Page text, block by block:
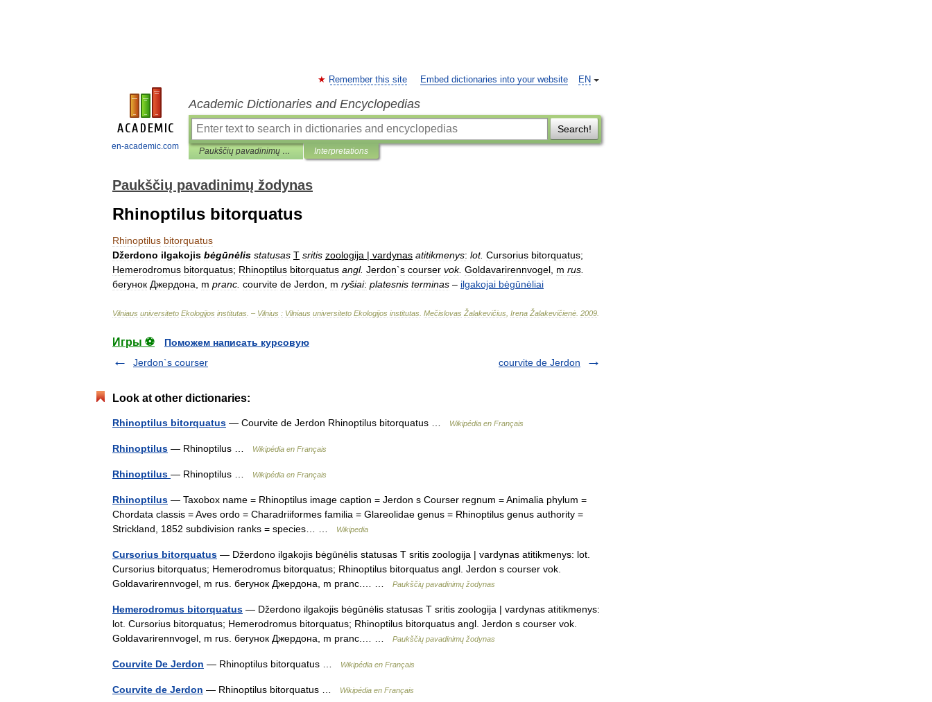
en-academic.com
EN
Remember this site Embed dictionaries into your website
Academic Dictionaries and Encyclopedias
Search!
Paukščių pavadinimų žodynas Interpretations
Paukščių pavadinimų žodynas
Rhinoptilus bitorquatus
Rhinoptilus bitorquatus
Džerdono ilgakojis bėgūnėlis statusas T sritis zoologija | vardynas atitikmenys: lot. Cursorius bitorquatus;
Hemerodromus bitorquatus; Rhinoptilus bitorquatus angl. Jerdon`s courser vok. Goldavarirennvogel m rus
бегунок Джердона m pranc courvite de Jerdon m ryšiai: platesnis terminas – ilgakojai bėgūnėliai
Vilniaus universiteto Ekologijos institutas . – Vilnius : Vilniaus universiteto Ekologijos institutas Mečislovas Žalakevičius Irena Žalakevičienė 2009
Игры ⚽
Поможем написать курсовую
Jerdon`s courser
courvite de Jerdon
Look at other dictionaries:
Rhinoptilus bitorquatus — Courvite de Jerdon Rhinoptilus bitorquatus … Wikipédia en Français
Rhinoptilus — Rhinoptilus … Wikipédia en Français
Rhinoptilus — Rhinoptilus … Wikipédia en Français
Rhinoptilus — Taxobox name = Rhinoptilus image caption = Jerdon s Courser regnum = Animalia phylum =
Chordata classis = Aves ordo = Charadriiformes familia = Glareolidae genus = Rhinoptilus genus authority =
Strickland, 1852 subdivision ranks = species… …
Wikipedia
Cursorius bitorquatus — Džerdono ilgakojis bėgūnėlis statusas T sritis zoologija | vardynas atitikmenys: lot.
Cursorius bitorquatus; Hemerodromus bitorquatus; Rhinoptilus bitorquatus angl. Jerdon s courser vok.
Goldavarirennvogel, m rus. бегунок Джердона, m pranc.… …
Paukščių pavadinimų žodynas
Hemerodromus bitorquatus — Džerdono ilgakojis bėgūnėlis statusas T sritis zoologija | vardynas atitikmenys:
lot. Cursorius bitorquatus; Hemerodromus bitorquatus; Rhinoptilus bitorquatus angl. Jerdon s courser vok.
Goldavarirennvogel, m rus. бегунок Джердона, m pranc.… …
Paukščių pavadinimų žodynas
Courvite De Jerdon — Rhinoptilus bitorquatus … Wikipédia en Français
Courvite de Jerdon — Rhinoptilus bitorquatus … Wikipédia en Français